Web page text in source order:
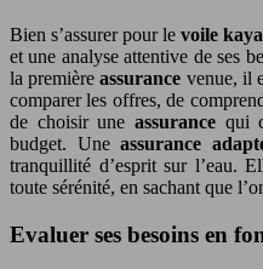
Bien s’assurer pour le voile
et une analyse attentive de ses
la premièreassurance venue, il
comparer les offres, de
de choisir une assurance qui
budget. Uneassurance
tranquillité d’esprit sur l’eau.
toute sérénité, en sachant que
Evaluer ses besoins en